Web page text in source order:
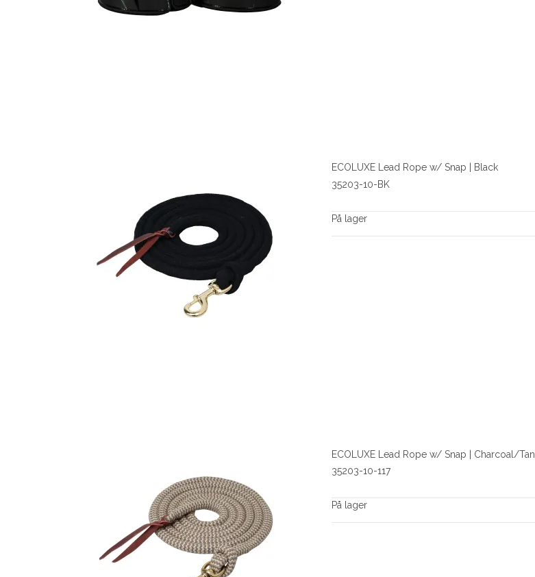
ECOLUXE Lead Rope w/ Snap | Black
35203-10-BK
På lager
ECOLUXE Lead Rope w/ Snap | Charcoal/Tan
35203-10-117
På lager